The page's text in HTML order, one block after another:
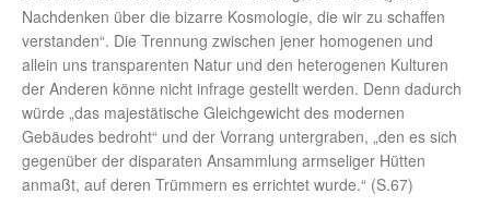
Nachdenken über die bizarre Kosmologie, die wir zu schaffen
verstanden“. Die Trennung zwischen jener homogenen und
allein uns transparenten Natur und den heterogenen Kulturen
der Anderen könne nicht infrage gestellt werden. Denn dadurch
würde „das majestätische Gleichgewicht des modernen
Gebäudes bedroht“ und der Vorrang untergraben, „den es sich
gegenüber der disparaten Ansammlung armseliger Hütten
anmaßt, auf deren Trümmern es errichtet wurde.“ (S.67)